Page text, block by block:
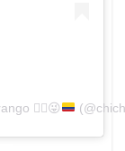
✌🏾😜